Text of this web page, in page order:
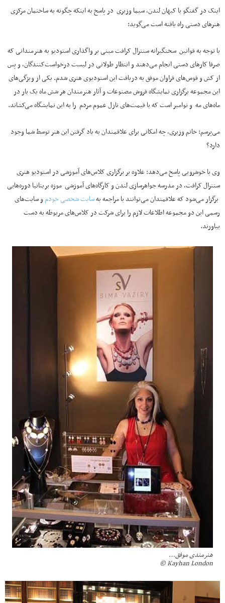
اینک در گفتگو با کیهان لندن، سیما وزیری در پاسخ به اینکه چگونه به ساختمان مرکزی
هنرهای دستی راه یافته است می‌گوید:
با توجه به قوانین سختگیرانه سنترال کرافت مبنی بر واگذاری استودیو به هنرمندانی که
صرفا کارهای دستی انجام می‌دهند و انتظار طولانی در لیست درخواست‌کنندگان، و پس
از کش و قوس‌های فراوان موفق به دریافت این استودیوی هنری شدم. یکی از ویژگی‌های
این مجموعه برگزاری نمایشگاه فروش مصنوعات و آثار هنرمندان هر شش ماه یک بار در
ماه‌های مه و نوامبر است که با قیمت‌های نازل عموم مردم را به این نمایشگاه می‌کشاند.
می‌پرسم: خانم وزیری، چه امکانی برای علاقمندان به یاد گرفتن این هنر توسط شما وجود
دارد؟
وی با خوشرویی پاسخ می‌دهد: علاوه بر برگزاری کلاس‌های آموزشی در استودیو هنری
سنترال کرافت، در مدرسه جواهرسازی لندن و کارگاه‌های آموزشی موزه بریتانیا دوره‌هایی
برگزار می‌شود که علاقمندان می‌توانند با مراجعه بهسایت شخصی خودمو سایت‌های
رسمی این دو مجموعه اطلاعات لازم را برای شرکت در کلاس‌های مربوطه به دست
بیاورند.
هنرمندی موفق…
Kayhan London ©